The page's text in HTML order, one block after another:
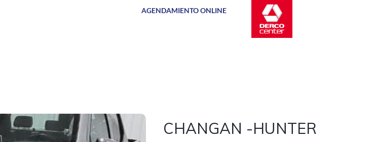
AGENDAMIENTO ONLINE
CHANGAN -HUNTER